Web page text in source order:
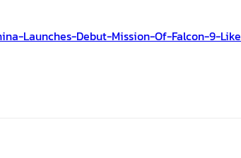
Launches-Debut-Mission-Of-Falcon-9-